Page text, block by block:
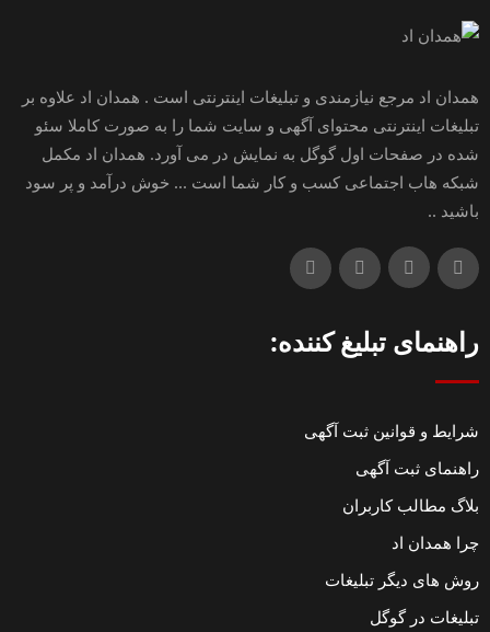
همدان اد مرجع نیازمندی و تبلیغات اینترنتی است . همدان اد علاوه بر
تبلیغات اینترنتی محتوای آگهی و سایت شما را به صورت کاملا سئو
شده در صفحات اول گوگل به نمایش در می آورد. همدان اد مکمل
شبکه هاب اجتماعی کسب و کار شما است ... خوش درآمد و پر سود
باشید ..
راهنمای تبلیغ کننده:
شرایط و قوانین ثبت آگهی
راهنمای ثبت آگهی
بلاگ مطالب کاربران
چرا همدان اد
روش های دیگر تبلیغات
تبلیغات در گوگل